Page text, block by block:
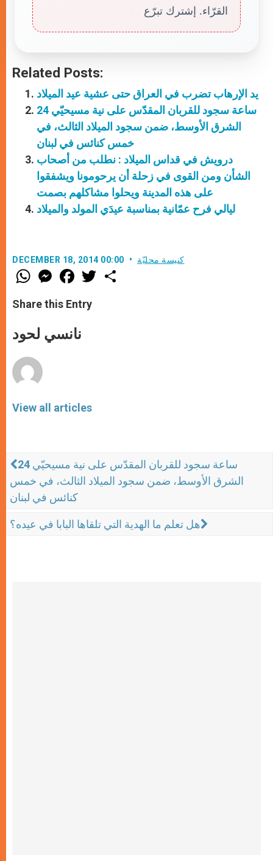
القرّاء. إشترك تبرّع
Related Posts:
يد الإرهاب تضرب في العراق حتى عشية عيد الميلاد
24 ساعة سجود للقربان المقدّس على نية مسيحيّي
الشرق الأوسط، ضمن سجود الميلاد الثالث، في
خمس كنائس في لبنان
درويش في قداس الميلاد : نطلب من أصحاب
الشأن ومن القوى في زحلة أن يرحومونا ويشفقوا
على هذه المدينة ويحلوا مشاكلهم بصمت
ليالي فرح عمّانية بمناسبة عيدَي المولد والميلاد
DECEMBER 18, 2014 00:00 كنيسة محليّة
W
h
t
s
p
p
M
e
s
e
e
F
a
e
b
o
k
w
Share this Entry
نانسي لحود
View all articles
24 ساعة سجود للقربان المقدّس على نية مسيحيّي
الشرق الأوسط، ضمن سجود الميلاد الثالث، في خمس
كنائس في لبنان
هل تعلم ما الهدية التي تلقاها البابا في عيده؟